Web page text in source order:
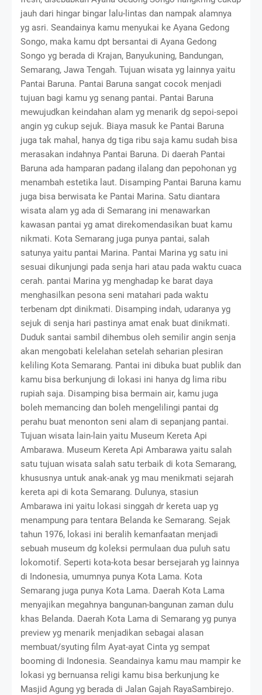
jauh dari hingar bingar lalu-lintas dan nampak alamnya
yg asri. Seandainya kamu menyukai ke Ayana Gedong
Songo, maka kamu dpt bersantai di Ayana Gedong
Songo yg berada di Krajan, Banyukuning, Bandungan,
Semarang, Jawa Tengah. Tujuan wisata yg lainnya yaitu
Pantai Baruna. Pantai Baruna sangat cocok menjadi
tujuan bagi kamu yg senang pantai. Pantai Baruna
mewujudkan keindahan alam yg menarik dg sepoi-sepoi
angin yg cukup sejuk. Biaya masuk ke Pantai Baruna
juga tak mahal, hanya dg tiga ribu saja kamu sudah bisa
merasakan indahnya Pantai Baruna. Di daerah Pantai
Baruna ada hamparan padang ilalang dan pepohonan yg
menambah estetika laut. Disamping Pantai Baruna kamu
juga bisa berwisata ke Pantai Marina. Satu diantara
wisata alam yg ada di Semarang ini menawarkan
kawasan pantai yg amat direkomendasikan buat kamu
nikmati. Kota Semarang juga punya pantai, salah
satunya yaitu pantai Marina. Pantai Marina yg satu ini
sesuai dikunjungi pada senja hari atau pada waktu cuaca
cerah. pantai Marina yg menghadap ke barat daya
menghasilkan pesona seni matahari pada waktu
terbenam dpt dinikmati. Disamping indah, udaranya yg
sejuk di senja hari pastinya amat enak buat dinikmati.
Duduk santai sambil dihembus oleh semilir angin senja
akan mengobati kelelahan setelah seharian plesiran
keliling Kota Semarang. Pantai ini dibuka buat publik dan
kamu bisa berkunjung di lokasi ini hanya dg lima ribu
rupiah saja. Disamping bisa bermain air, kamu juga
boleh memancing dan boleh mengelilingi pantai dg
perahu buat menonton seni alam di sepanjang pantai.
Tujuan wisata lain-lain yaitu Museum Kereta Api
Ambarawa. Museum Kereta Api Ambarawa yaitu salah
satu tujuan wisata salah satu terbaik di kota Semarang,
khususnya untuk anak-anak yg mau menikmati sejarah
kereta api di kota Semarang. Dulunya, stasiun
Ambarawa ini yaitu lokasi singgah dr kereta uap yg
menampung para tentara Belanda ke Semarang. Sejak
tahun 1976, lokasi ini beralih kemanfaatan menjadi
sebuah museum dg koleksi permulaan dua puluh satu
lokomotif. Seperti kota-kota besar bersejarah yg lainnya
di Indonesia, umumnya punya Kota Lama. Kota
Semarang juga punya Kota Lama. Daerah Kota Lama
menyajikan megahnya bangunan-bangunan zaman dulu
khas Belanda. Daerah Kota Lama di Semarang yg punya
preview yg menarik menjadikan sebagai alasan
membuat/syuting film Ayat-ayat Cinta yg sempat
booming di Indonesia. Seandainya kamu mau mampir ke
lokasi yg bernuansa religi kamu bisa berkunjung ke
Masjid Agung yg berada di Jalan Gajah RayaSambirejo.